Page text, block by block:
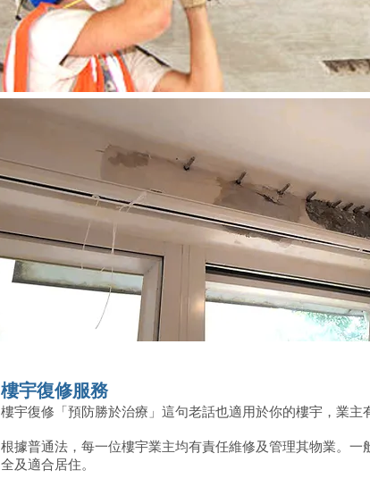
樓宇復修服務
樓宇復修「預防勝於治療」這句老話也適用於你的樓宇，業主
根據普通法，每一位樓宇業主均有責任維修及管理其物業。
全及適合居住。